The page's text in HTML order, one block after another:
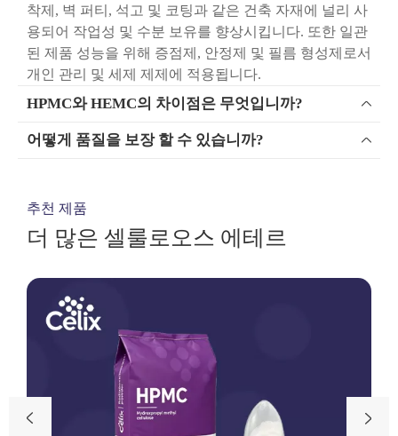
착제, 벽 퍼티, 석고 및 코팅과 같은 건축 자재에 널리 사
용되어 작업성 및 수분 보유를 향상시킵니다. 또한 일관
된 제품 성능을 위해 증점제, 안정제 및 필름 형성제로서
개인 관리 및 세제 제제에 적용됩니다.
HPMC와 HEMC의 차이점은 무엇입니까? 
어떻게 품질을 보장 할 수 있습니까? 
추천 제품
더 많은 셀룰로오스 에테르

